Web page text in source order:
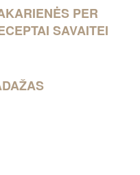
PER
SAVAITEI